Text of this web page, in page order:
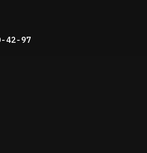
42-97